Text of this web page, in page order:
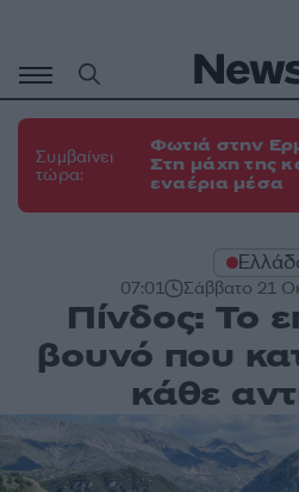
περιεχόμενο
Συμβαίνει
τώρα:
Φωτιά στην
Στη μάχη της
εναέρια μέσα
07:01 Σάββατο 21
Πίνδος: Το
βουνό που
κάθε